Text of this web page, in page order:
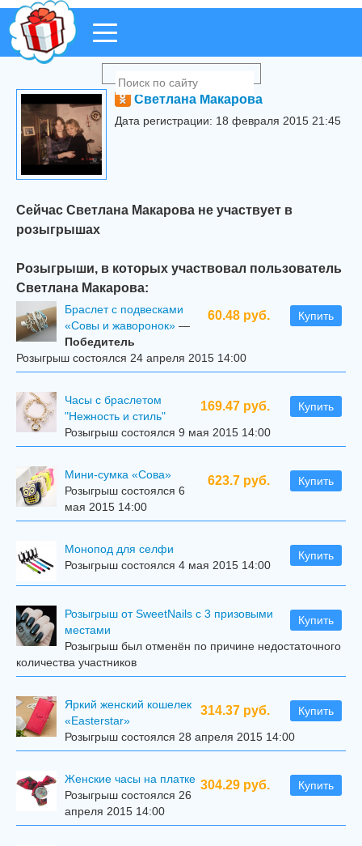
Светлана Макарова
Дата регистрации: 18 февраля 2015 21:45
Сейчас Светлана Макарова не участвует в
розыгрышах
Розыгрыши, в которых участвовал пользователь
Светлана Макарова:
60.48 руб. Купить
Браслет с подвесками
«Совы и жаворонок» —
Победитель
Розыгрыш состоялся 24 апреля 2015 14:00
169.47 руб. Купить
Часы с браслетом
"Нежность и стиль"
Розыгрыш состоялся 9 мая 2015 14:00
623.7 руб. Купить
Мини-сумка «Сова»
Розыгрыш состоялся 6
мая 2015 14:00
Купить
Mонопод для селфи
Розыгрыш состоялся 4 мая 2015 14:00
Купить
Розыгрыш от SweetNails с 3 призовыми
местами
Розыгрыш был отменён по причине недостаточного
количества участников
314.37 руб. Купить
Яркий женский кошелек
«Easterstar»
Розыгрыш состоялся 28 апреля 2015 14:00
304.29 руб. Купить
Женские часы на платке
Розыгрыш состоялся 26
апреля 2015 14:00